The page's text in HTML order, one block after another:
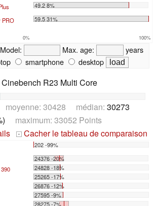
49.2 8%
PRO
59.5 31%
0% 100%
Model: Max. age:
years
smartphone desktop
R23 Multi Core
30428 médian: 30273
maximum: 33052 Points
- Cacher le tableau de comparaison
202 -99%
24376 -20%
24828 -18%
25265 -17%
26876 -12%
27595 -9%
28275 -7%